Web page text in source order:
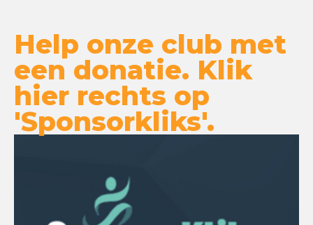
Help onze club met
een donatie. Klik
hier rechts op
'Sponsorkliks'.